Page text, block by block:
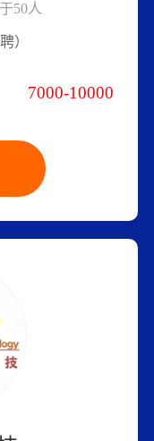
50人
）
7000-10000